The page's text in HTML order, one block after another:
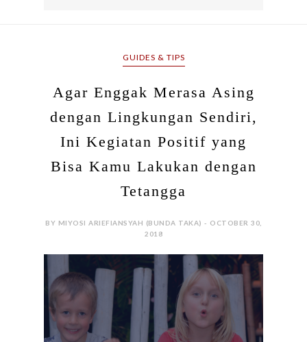
GUIDES & TIPS
Agar Enggak Merasa Asing
dengan Lingkungan Sendiri,
Ini Kegiatan Positif yang
Bisa Kamu Lakukan dengan
Tetangga
BY MIYOSI ARIEFIANSYAH (BUNDA TAKA) - OCTOBER 30,
2018